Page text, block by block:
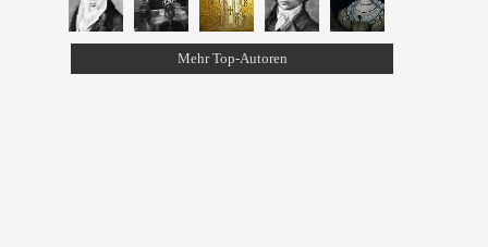
Mehr Top-Autoren